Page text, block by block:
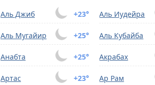
+23°
Аль Джиб Аль Иудейра
+25°
Аль Мугайир Аль Кубайба
+25°
Анабта Акрабах
+23°
Артас Ар Рам